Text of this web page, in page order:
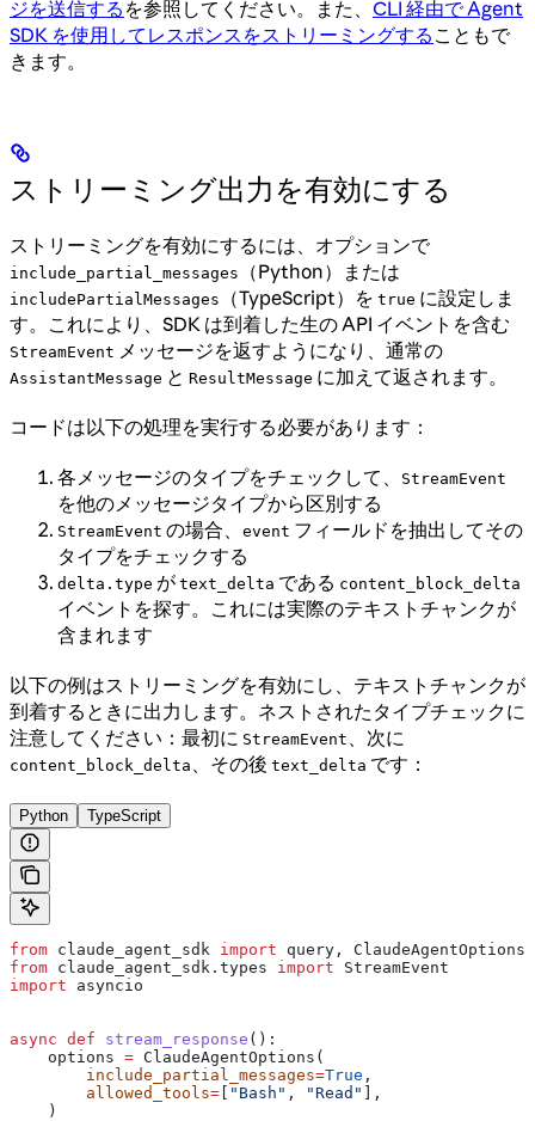
ジを送信する を参照してください。また、 CLI 経由で Agent
SDK を使用してレスポンスをストリーミングする こともで
きます。
ストリーミング出力を有効にする
ストリーミングを有効にするには、オプションで
include_partial_messages （Python）または
includePartialMessages （TypeScript）を true に設定しま
す。これにより、SDK は到着した生の API イベントを含む
StreamEvent メッセージを返すようになり、通常の
AssistantMessage と ResultMessage に加えて返されます。
コードは以下の処理を実行する必要があります：
各メッセージのタイプをチェックして、 StreamEvent
を他のメッセージタイプから区別する
StreamEvent の場合、 event フィールドを抽出してその
タイプをチェックする
delta.type が text_delta である content_block_delta
イベントを探す。これには実際のテキストチャンクが
含まれます
以下の例はストリーミングを有効にし、テキストチャンクが
到着するときに出力します。ネストされたタイプチェックに
注意してください：最初に StreamEvent 、次に
content_block_delta 、その後 text_delta です：
Python TypeScript
from claude_agent_sdk import query, ClaudeAgentOptions
from claude_agent_sdk.types import StreamEvent
import asyncio
async def stream_response ():
    options
= ClaudeAgentOptions(
        include_partial_messages
=True ,
        allowed_tools
= "Bash" , "Read"
],
    )